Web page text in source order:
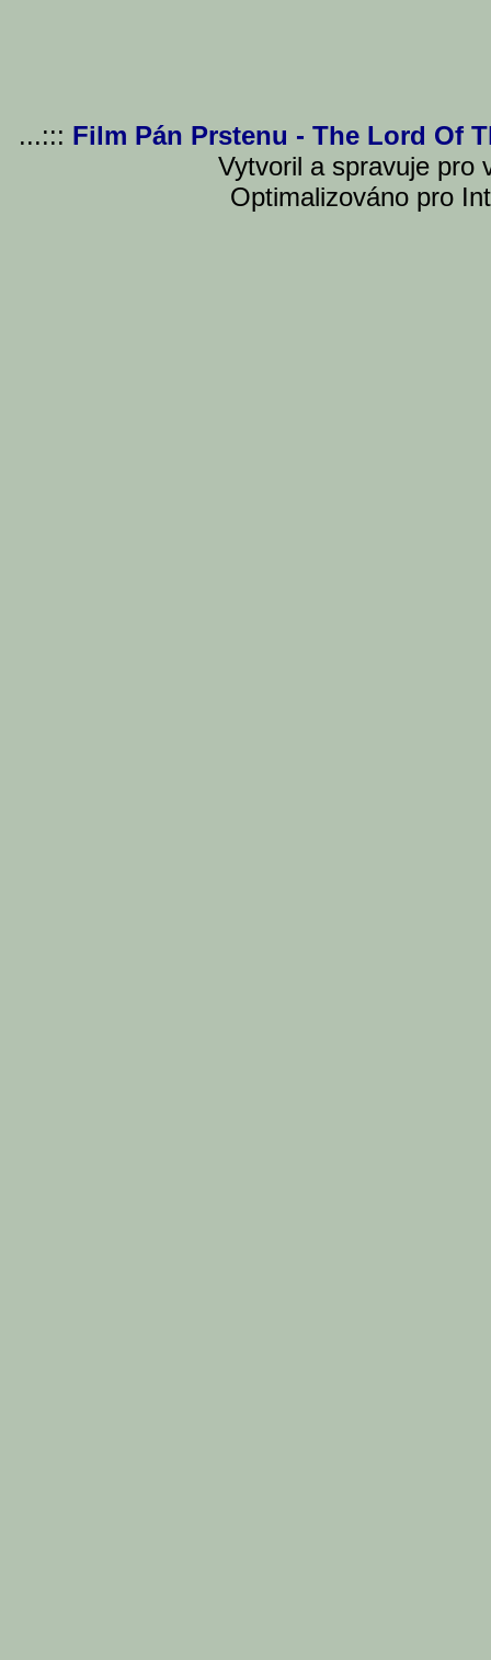
...::: Film Pán Prstenu - The Lord Of
Vytvoril a spravuje pro
Optimalizováno pro